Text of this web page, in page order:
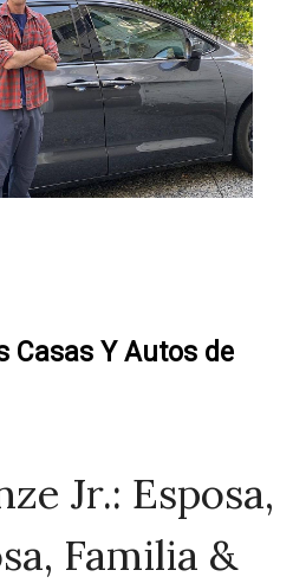
Casas Y Autos de
Jr.: Esposa,
Familia &